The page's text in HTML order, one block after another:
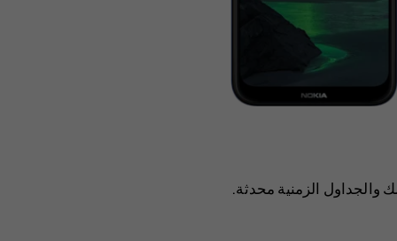
الزمنية محدثة.